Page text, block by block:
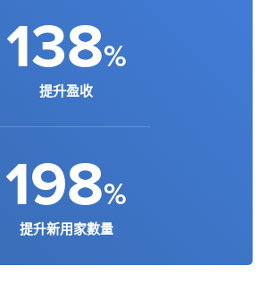
138%
提升盈收
198%
提升新用家數量